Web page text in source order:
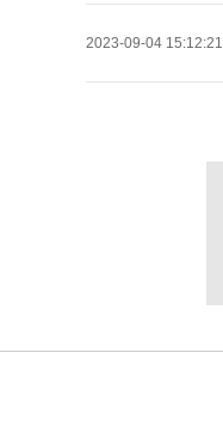
2023-09-04 15:12:21